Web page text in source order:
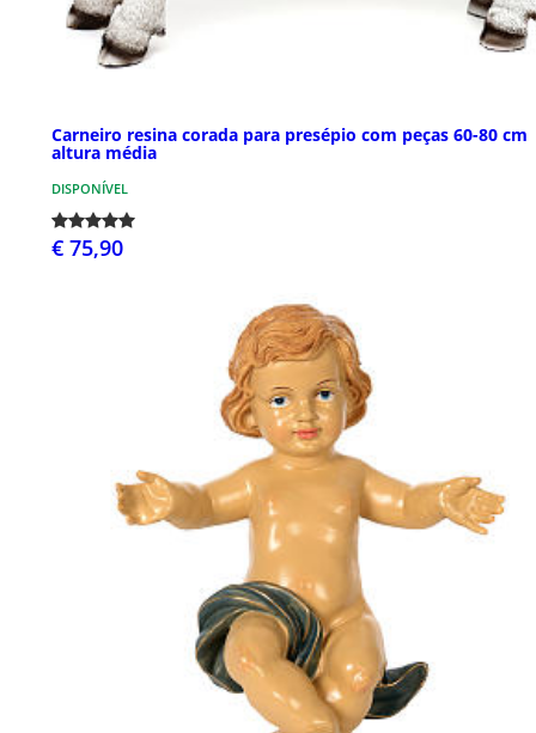
Carneiro resina corada para presépio com peças 60-80 cm
altura média
DISPONÍVEL
€ 75,90